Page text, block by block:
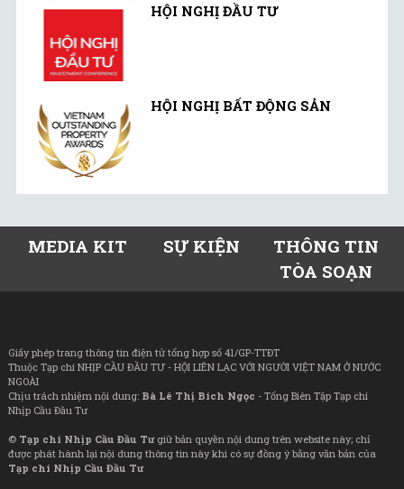
HỘI NGHỊ ĐẦU TƯ
HỘI NGHỊ BẤT ĐỘNG SẢN
MEDIA KIT SỰ KIỆN
THÔNG TIN
TÒA SOẠN
Giấy phép trang thông tin điện tử tổng hợp số 41/GP-TTĐT
Thuộc Tạp chí NHỊP CẦU ĐẦU TƯ - HỘI LIÊN LẠC VỚI NGƯỜI VIỆT NAM Ở NƯỚC
NGOÀI
Chịu trách nhiệm nội dung: Bà Lê Thị Bích Ngọc - Tổng Biên Tập Tạp chí
Nhịp Cầu Đầu Tư
© Tạp chí Nhịp Cầu Đầu Tưgiữ bản quyền nội dung trên website này; chỉ
được phát hành lại nội dung thông tin này khi có sự đồng ý bằng văn bản của
Tạp chí Nhịp Cầu Đầu Tư